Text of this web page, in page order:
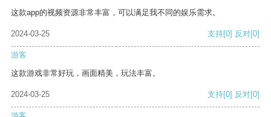
这款app的视频资源非常丰富，可以满足我不同的娱乐需求。
2024-03-25 支持[0] 反对[0]
游客
这款游戏非常好玩，画面精美，玩法丰富。
2024-03-25 支持[0] 反对[0]